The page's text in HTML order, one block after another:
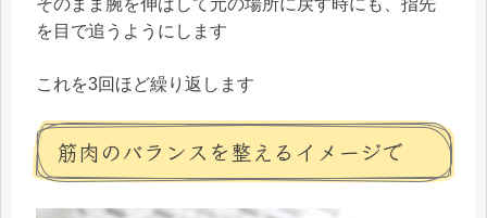
を目で追うようにします
これを3回ほど繰り返します
筋肉のバランスを整えるイメージで